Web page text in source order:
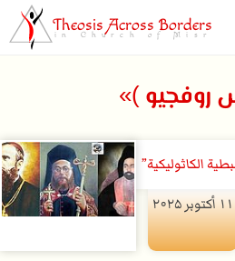
Theosis Across Borders
in Church of Misr
روفجيو )»
الكاثوليكية”
۱۱ أكتوبر ۲۰۲۵